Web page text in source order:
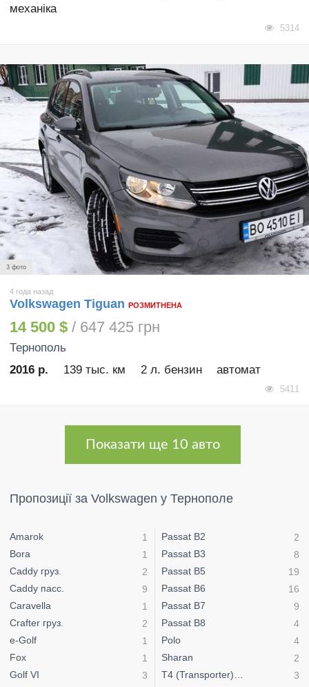
механіка
5314
3 фото
4 года назад
Volkswagen Tiguan РОЗМИТНЕНА
14 500 $ / 647 425 грн
Тернополь
2016 р.
139 тыс. км 2 л. бензин автомат
5411
Показати ще 10 авто
Пропозиції за Volkswagen у Тернополе
Amarok
1
Bora
1
Caddy груз.
2
Caddy пасс.
9
Caravella
1
Crafter груз.
2
e-Golf
1
Fox
1
Golf VI
3
Passat B2
2
Passat B3
8
Passat B5
19
Passat B6
16
Passat B7
9
Passat B8
4
Polo
4
Sharan
2
T4 (Transporter) груз
3